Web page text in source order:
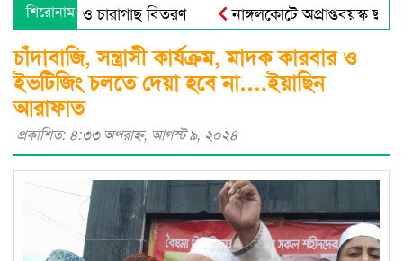
শিরোনামও চারাগাছ বিতরণ
নাঙ্গলকোটে অপ্রাপ্তবয়স্ক
এন্ড রুরাল ট্রান্সফরমেশন ফর নিউট্রিশন, এন্টারপ্রেনরশিপ এন্ড
চাঁদাবাজি, সন্ত্রাসী কার্যক্রম, মাদক কারবার ও
ইভটিজিং চলতে দেয়া হবে না….ইয়াছিন
আরাফাত
প্রকাশিত: ৪:৩৩ অপরাহ্ণ, আগস্ট ৯, ২০২৪